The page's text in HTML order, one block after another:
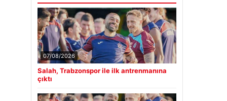
07/08/2026
Salah, Trabzonspor ile ilk antrenmanına
çıktı